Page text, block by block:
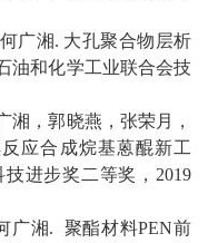
广湘. 大孔聚合物层析
油和化学工业联合会技
湘，郭晓燕，张荣月，
应合成烷基蒽醌新工
进步奖二等奖， 2019
广湘. 聚酯材料PEN前